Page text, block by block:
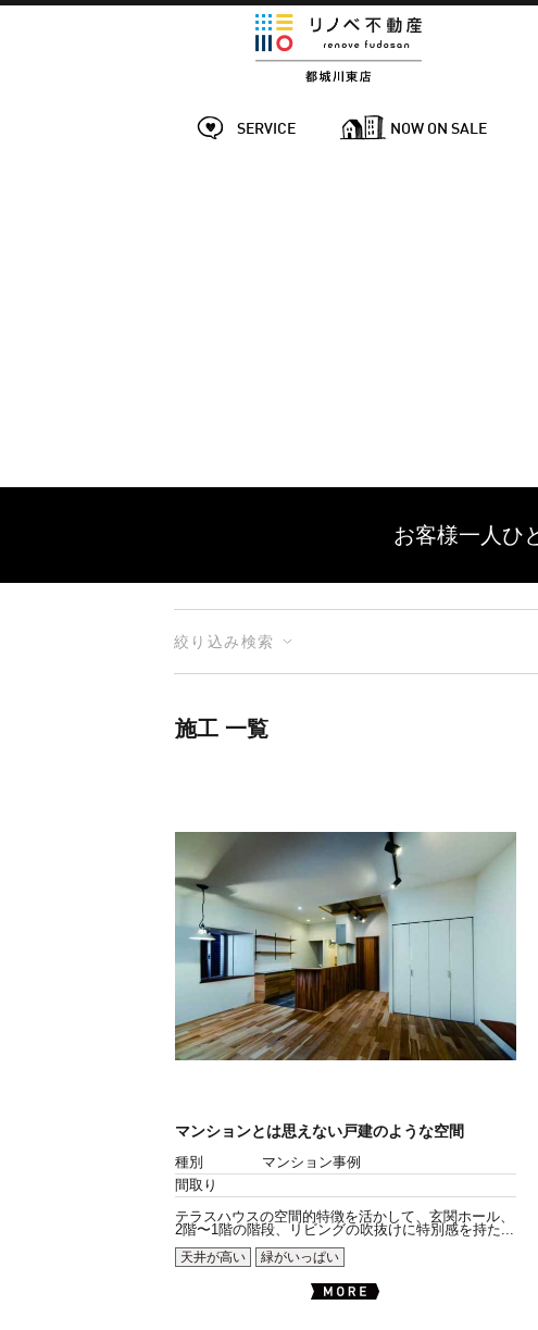
SERVICE NOW ON SALE
お客様一人ひ
絞り込み検索
施工 一覧
マンションとは思えない戸建のような空間
種別
マンション事例
間取り
テラスハウスの空間的特徴を活かして、玄関ホール、
2階〜1階の階段、リビングの吹抜けに特別感を持た...
天井が高い
緑がいっぱい